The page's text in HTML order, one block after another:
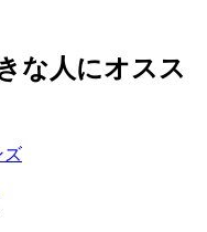
な人にオスス